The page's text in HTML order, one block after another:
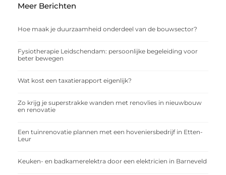
Meer Berichten
Hoe maak je duurzaamheid onderdeel van de bouwsector?
Fysiotherapie Leidschendam: persoonlijke begeleiding voor
beter bewegen
Wat kost een taxatierapport eigenlijk?
Zo krijg je superstrakke wanden met renovlies in nieuwbouw
en renovatie
Een tuinrenovatie plannen met een hoveniersbedrijf in Etten-
Leur
Keuken- en badkamerelektra door een elektricien in Barneveld